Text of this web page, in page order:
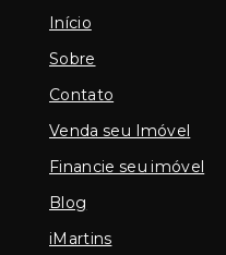
Início
Sobre
Contato
Venda seu Imóvel
Financie seu imóvel
Blog
iMartins